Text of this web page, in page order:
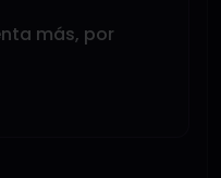
más, por